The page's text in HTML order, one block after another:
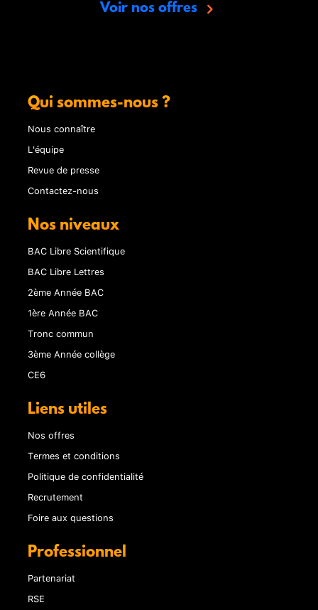
Voir nos offres
Qui sommes-nous ?
Nous connaître
L'équipe
Revue de presse
Contactez-nous
Nos niveaux
BAC Libre Scientifique
BAC Libre Lettres
2ème Année BAC
1ère Année BAC
Tronc commun
3ème Année collège
CE6
Liens utiles
Nos offres
Termes et conditions
Politique de confidentialité
Recrutement
Foire aux questions
Professionnel
Partenariat
RSE